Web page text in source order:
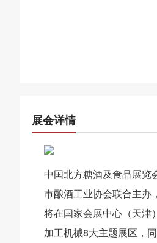
展会详情
中国北方糖酒及食品展览
市酿酒工业协会联合主办
将在国家会展中心（天津
加工机械8大主题展区，